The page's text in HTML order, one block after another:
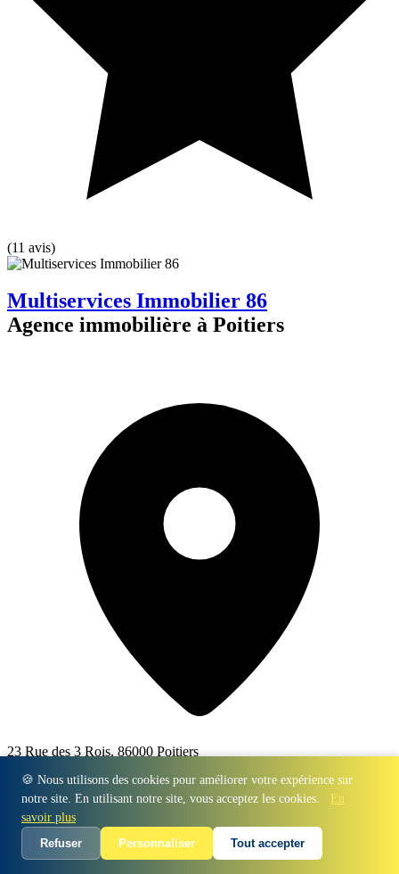
🍪 Nous utilisons des cookies pour améliorer votre expérience sur
notre site. En utilisant notre site, vous acceptez les cookies.
En
savoir plus
Refuser
Personnaliser Tout accepter
(11 avis)
Multiservices Immobilier 86
Agence immobilière à Poitiers
23 Rue des 3 Rois, 86000 Poitiers